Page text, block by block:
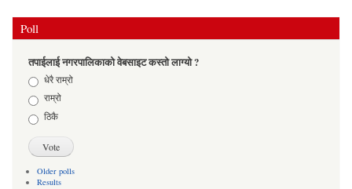
Poll
तपाईलाई नगरपालिकाको वेबसाइट कस्तो लाग्यो ?
Choicesधेरै राम्रो
राम्रो
ठिकै
Older polls
Results